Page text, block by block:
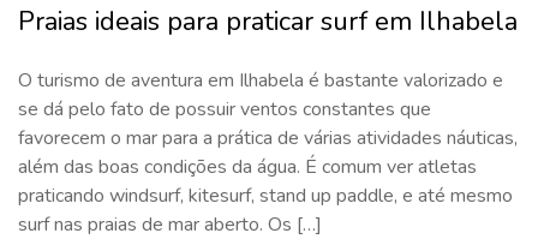
Praias ideais para praticar surf em Ilhabela
O turismo de aventura em Ilhabela é bastante valorizado e
se dá pelo fato de possuir ventos constantes que
favorecem o mar para a prática de várias atividades náuticas,
além das boas condições da água. É comum ver atletas
praticando windsurf, kitesurf, stand up paddle, e até mesmo
surf nas praias de mar aberto. Os […]